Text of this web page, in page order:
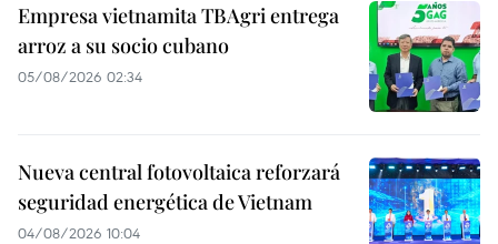
Empresa vietnamita TBAgri entrega
arroz a su socio cubano
05/08/2026 02:34
Nueva central fotovoltaica reforzará
seguridad energética de Vietnam
04/08/2026 10:04